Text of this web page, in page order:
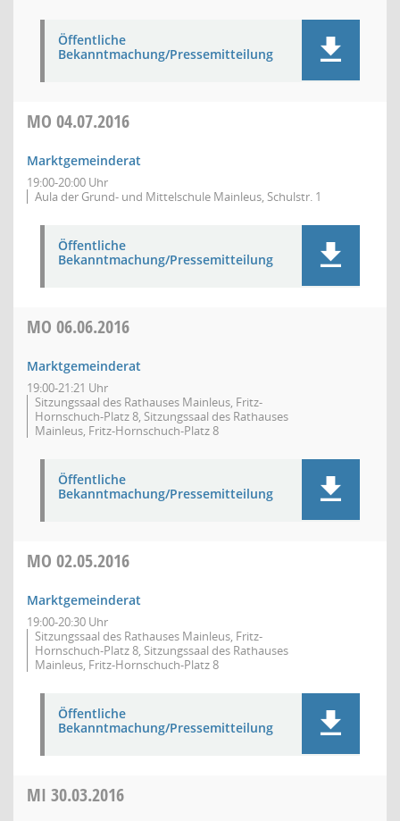
Öffentliche
Bekanntmachung/Pressemitteilung
MO 04.07.2016
Marktgemeinderat
19:00-20:00 Uhr
Aula der Grund- und Mittelschule Mainleus, Schulstr. 1
Öffentliche
Bekanntmachung/Pressemitteilung
MO 06.06.2016
Marktgemeinderat
19:00-21:21 Uhr
Sitzungssaal des Rathauses Mainleus, Fritz-
Hornschuch-Platz 8, Sitzungssaal des Rathauses
Mainleus, Fritz-Hornschuch-Platz 8
Öffentliche
Bekanntmachung/Pressemitteilung
MO 02.05.2016
Marktgemeinderat
19:00-20:30 Uhr
Sitzungssaal des Rathauses Mainleus, Fritz-
Hornschuch-Platz 8, Sitzungssaal des Rathauses
Mainleus, Fritz-Hornschuch-Platz 8
Öffentliche
Bekanntmachung/Pressemitteilung
MI 30.03.2016